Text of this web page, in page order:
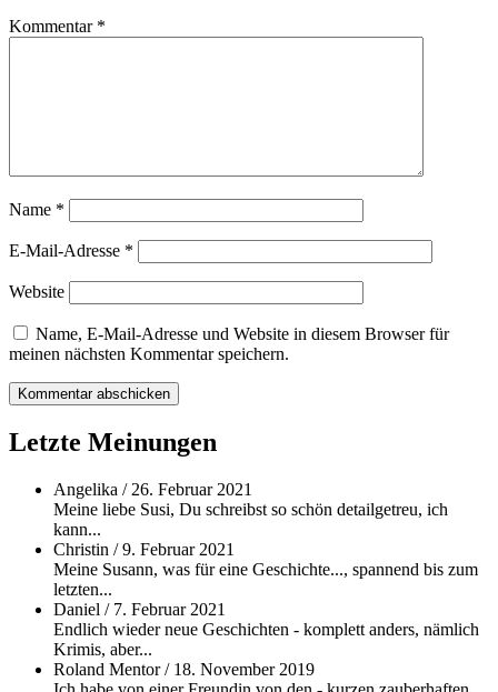
Kommentar *
Name *
E-Mail-Adresse *
Website
Name, E-Mail-Adresse und Website in diesem Browser für
meinen nächsten Kommentar speichern.
Letzte Meinungen
Angelika / 26. Februar 2021
Meine liebe Susi, Du schreibst so schön detailgetreu, ich
kann...
Christin /9. Februar 2021
Meine Susann, was für eine Geschichte..., spannend bis zum
letzten...
Daniel / 7. Februar 2021
Endlich wieder neue Geschichten - komplett anders, nämlich
Krimis, aber...
Roland Mentor/ 18. November 2019